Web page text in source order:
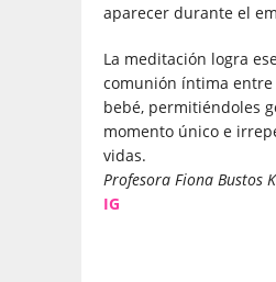
aparecer durante el
La meditación logra
comunión íntima entre
bebé, permitiéndoles
momento único e
vidas.
Profesora Fiona Bustos
IG